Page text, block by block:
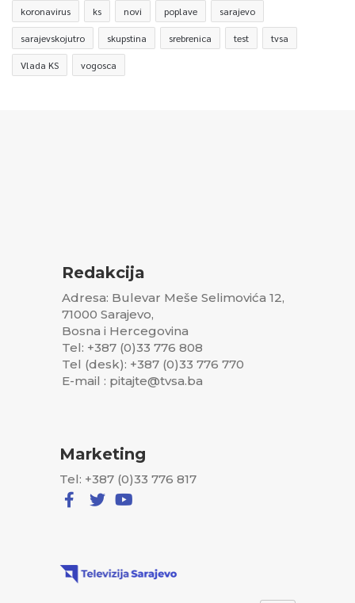
koronavirus ks novi poplave sarajevo
sarajevskojutro skupstina srebrenica test tvsa
Vlada KS vogosca
Redakcija
Adresa: Bulevar Meše Selimovića 12,
71000 Sarajevo,
Bosna i Hercegovina
Tel: +387 (0)33 776 808
Tel (desk): +387 (0)33 776 770
E-mail : pitajte@tvsa.ba
Marketing
Tel: +387 (0)33 776 817